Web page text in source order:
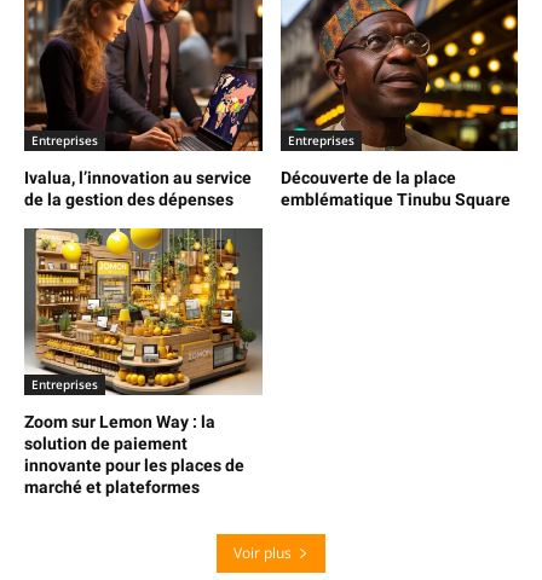
Entreprises
Ivalua, l’innovation au service
de la gestion des dépenses
Entreprises
Découverte de la place
emblématique Tinubu Square
Entreprises
Zoom sur Lemon Way : la
solution de paiement
innovante pour les places de
marché et plateformes
Voir plus